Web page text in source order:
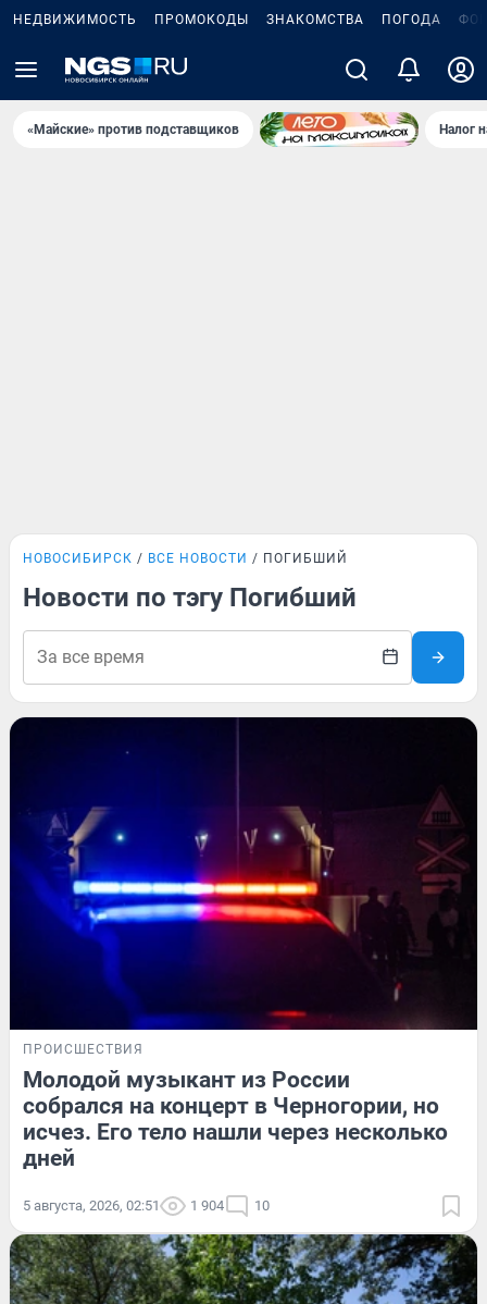
НЕДВИЖИМОСТЬ ПРОМОКОДЫ ЗНАКОМСТВА ПОГОДА
«Майские» против подставщиков Налог
НОВОСИБИРСК ВСЕ НОВОСТИ ПОГИБШИЙ
Новости по тэгу Погибший
ПРОИСШЕСТВИЯ
Молодой музыкант из России
собрался на концерт в Черногории, но
исчез. Его тело нашли через несколько
дней
5 августа, 2026, 02:51 1 904 10